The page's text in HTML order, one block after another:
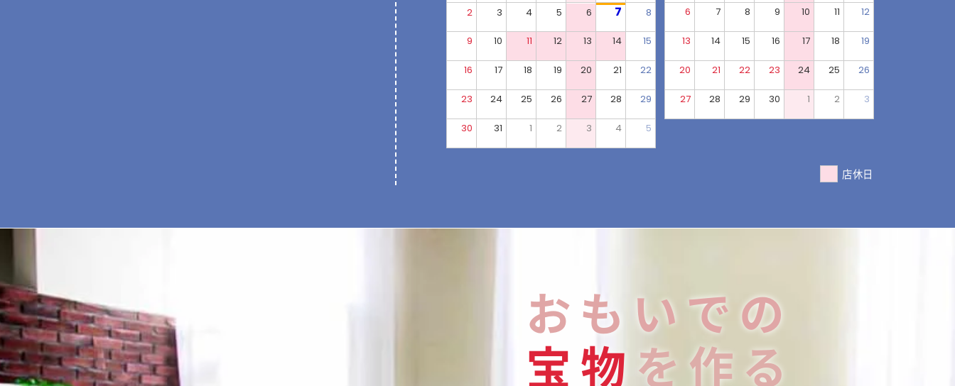
2 3 4 5 6 7 8
9 10 11 12 13 14 15
16 17 18 19 20 21 22
23 24 25 26 27 28 29
30 31 1 2 3 4 5
6 7 8 9 10 11 12
13 14 15 16 17 18 19
20 21 22 23 24 25 26
27 28 29 30 1 2 3
店休日
おもいでの
宝物 を作る